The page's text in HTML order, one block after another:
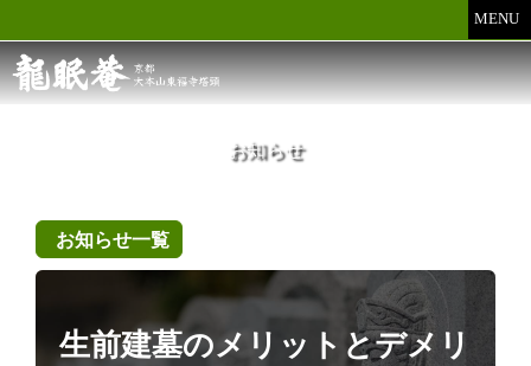
MENU
お知らせ
お知らせ一覧
生前建墓のメリットとデメリ